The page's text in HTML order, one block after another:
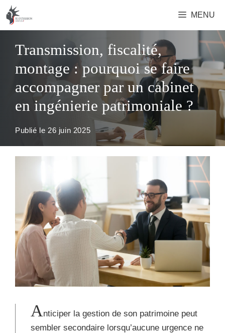
Aller
au
contenu
MENU
Transmission, fiscalité,
montage : pourquoi se faire
accompagner par un cabinet
en ingénierie patrimoniale ?
Publié le 26 juin 2025
Anticiper la gestion de son patrimoine peut
sembler secondaire lorsqu’aucune urgence ne